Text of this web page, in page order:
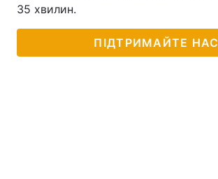
35 хвилин.
ПІДТРИМАЙТЕ НАС